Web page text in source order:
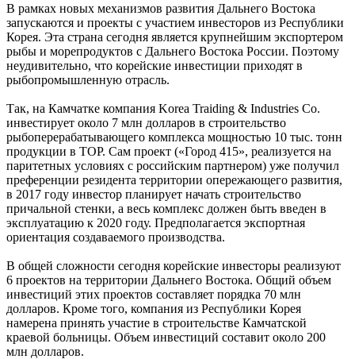
В рамках новых механизмов развития Дальнего Востока
запускаются и проекты с участием инвесторов из Республики
Корея. Эта страна сегодня является крупнейшим экспортером
рыбы и морепродуктов с Дальнего Востока России. Поэтому
неудивительно, что корейские инвестиции приходят в
рыбопромышленную отрасль.
Так, на Камчатке компания Korea Traiding & Industries Co.
инвестирует около 7 млн долларов в строительство
рыбоперерабатывающего комплекса мощностью 10 тыс. тонн
продукции в ТОР. Сам проект («Город 415», реализуется на
паритетных условиях с российским партнером) уже получил
преференции резидента территории опережающего развития,
в 2017 году инвестор планирует начать строительство
причальной стенки, а весь комплекс должен быть введен в
эксплуатацию к 2020 году. Предполагается экспортная
ориентация создаваемого производства.
В общей сложности сегодня корейские инвесторы реализуют
6 проектов на территории Дальнего Востока. Общий объем
инвестиций этих проектов составляет порядка 70 млн
долларов. Кроме того, компания из Республики Корея
намерена принять участие в строительстве Камчатской
краевой больницы. Объем инвестиций составит около 200
млн долларов.